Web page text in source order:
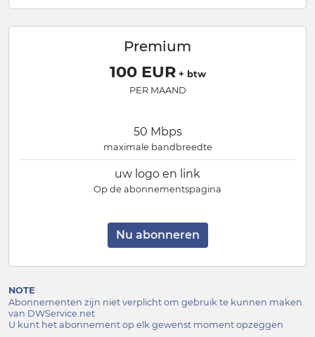
Premium
100 EUR+ btw
PER MAAND
50 Mbps
maximale bandbreedte
uw logo en link
Op de abonnementspagina
Nu abonneren
NOTE
Abonnementen zijn niet verplicht om gebruik te kunnen maken
van DWService.net
U kunt het abonnement op elk gewenst moment opzeggen